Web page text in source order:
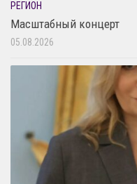
РЕГИОН
Масштабный концерт
05.08.2026